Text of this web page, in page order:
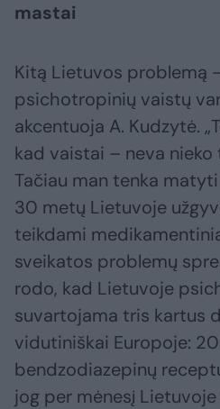
mastai
Kitą Lietuvos problemą
psichotropinių vaistų
akcentuoja A. Kudzytė.
kad vaistai – neva nieko
Tačiau man tenka
30 metų Lietuvoje
teikdami
sveikatos problemų
rodo, kad Lietuvoje
suvartojama tris kartus
vidutiniškai Europoje:
bendzodiazepinų
jog per mėnesį